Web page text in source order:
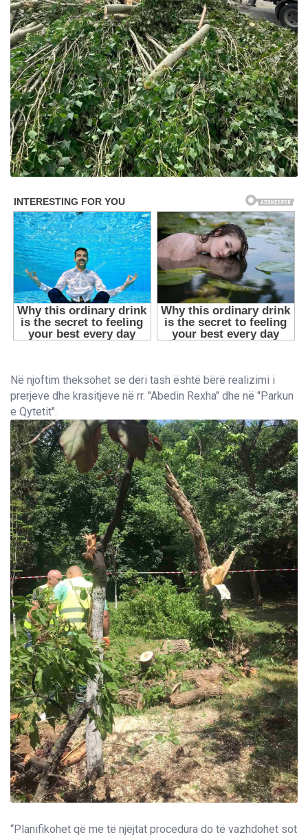
Në njoftim theksohet se deri tash është bërë realizimi i
prerjeve dhe krasitjeve në rr. "Abedin Rexha" dhe në "Parkun
e Qytetit".
“Planifikohet që me të njëjtat procedura do të vazhdohet sot